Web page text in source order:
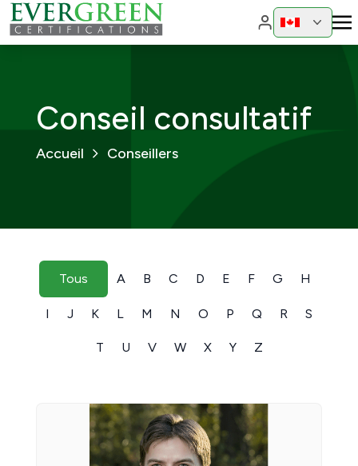
Changer de
Conseil consultatif
Accueil Conseillers
Tous A B C D E F G H
I J K L M N O P Q R S
T U V W X Y Z